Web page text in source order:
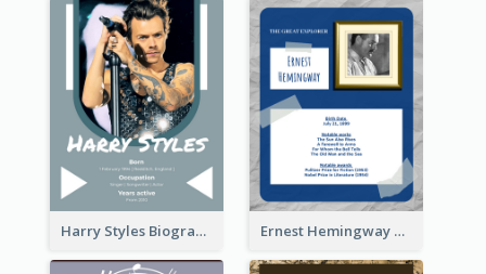
Harry Styles Biography Ernest Hemingway Biography